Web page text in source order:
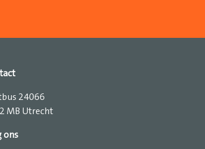
24066
MB Utrecht
ons